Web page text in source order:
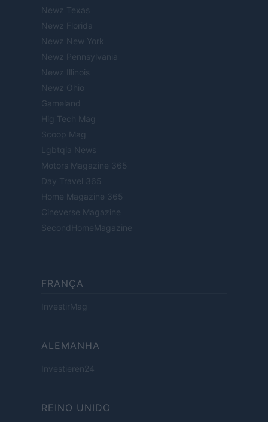
Newz Texas
Newz Florida
Newz New York
Newz Pennsylvania
Newz Illinois
Newz Ohio
Gameland
Hig Tech Mag
Scoop Mag
Lgbtqia News
Motors Magazine 365
Day Travel 365
Home Magazine 365
Cineverse Magazine
SecondHomeMagazine
FRANÇA
InvestirMag
ALEMANHA
Investieren24
REINO UNIDO